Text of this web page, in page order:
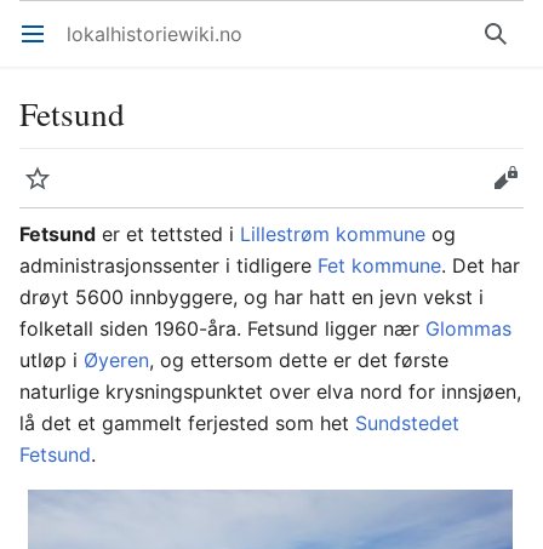
Åpne hovedmenyen lokalhistoriewiki.no Søk
Fetsund
Overvåk
Rediger
Fetsund er et tettsted i Lillestrøm kommune og
administrasjonssenter i tidligere Fet kommune. Det har
drøyt 5600 innbyggere, og har hatt en jevn vekst i
folketall siden 1960-åra. Fetsund ligger nær Glommas
utløp i Øyeren, og ettersom dette er det første
naturlige krysningspunktet over elva nord for innsjøen,
lå det et gammelt ferjested som het Sundstedet
Fetsund.